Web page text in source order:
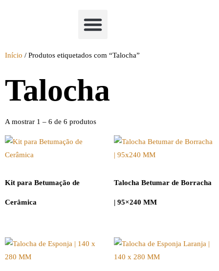
Início / Produtos etiquetados com “Talocha”
Talocha
A mostrar 1 – 6 de 6 produtos
Kit para Betumação de
Cerâmica
Talocha Betumar de Borracha
| 95×240 MM